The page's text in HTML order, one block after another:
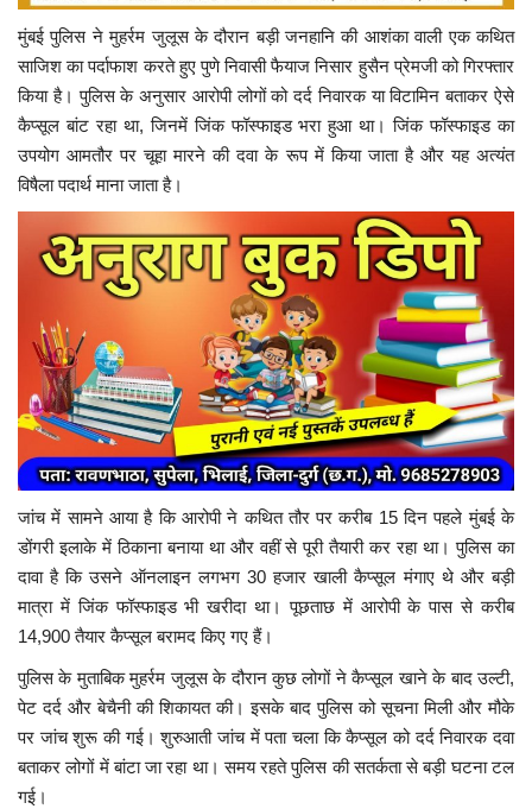
मुंबई पुलिस ने मुहर्रम जुलूस के दौरान बड़ी जनहानि की आशंका वाली एक कथित
साजिश का पर्दाफाश करते हुए पुणे निवासी फैयाज निसार हुसैन प्रेमजी को गिरफ्तार
किया है। पुलिस के अनुसार आरोपी लोगों को दर्द निवारक या विटामिन बताकर ऐसे
कैप्सूल बांट रहा था, जिनमें जिंक फॉस्फाइड भरा हुआ था। जिंक फॉस्फाइड का
उपयोग आमतौर पर चूहा मारने की दवा के रूप में किया जाता है और यह अत्यंत
विषैला पदार्थ माना जाता है।
जांच में सामने आया है कि आरोपी ने कथित तौर पर करीब 15 दिन पहले मुंबई के
डोंगरी इलाके में ठिकाना बनाया था और वहीं से पूरी तैयारी कर रहा था। पुलिस का
दावा है कि उसने ऑनलाइन लगभग 30 हजार खाली कैप्सूल मंगाए थे और बड़ी
मात्रा में जिंक फॉस्फाइड भी खरीदा था। पूछताछ में आरोपी के पास से करीब
14,900 तैयार कैप्सूल बरामद किए गए हैं।
पुलिस के मुताबिक मुहर्रम जुलूस के दौरान कुछ लोगों ने कैप्सूल खाने के बाद उल्टी,
पेट दर्द और बेचैनी की शिकायत की। इसके बाद पुलिस को सूचना मिली और मौके
पर जांच शुरू की गई। शुरुआती जांच में पता चला कि कैप्सूल को दर्द निवारक दवा
बताकर लोगों में बांटा जा रहा था। समय रहते पुलिस की सतर्कता से बड़ी घटना टल
गई।